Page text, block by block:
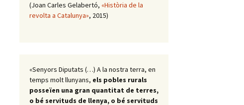
(Joan Carles Gelabertó, «Història de la
revolta a Catalunya», 2015)
«Senyors Diputats (…) A la nostra terra, en
temps molt llunyans, els pobles rurals
posseïen una gran quantitat de terres,
o bé servituds de llenya, o bé servituds